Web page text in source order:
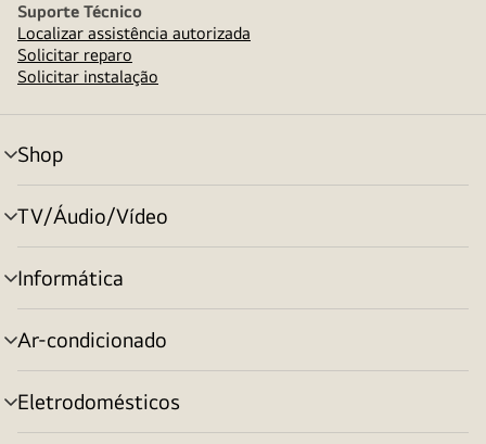
Suporte Técnico
Localizar assistência autorizada
Solicitar reparo
Solicitar instalação
Shop
alternar
menu
TV/Áudio/Vídeo
alternar
menu
Informática
alternar
menu
Ar-condicionado
alternar
menu
Eletrodomésticos
alternar
menu